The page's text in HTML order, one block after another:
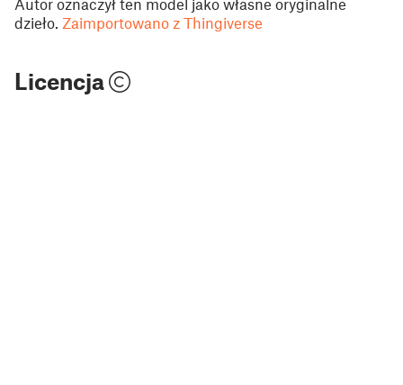
dzieło. Zaimportowano z Thingiverse
Licencja